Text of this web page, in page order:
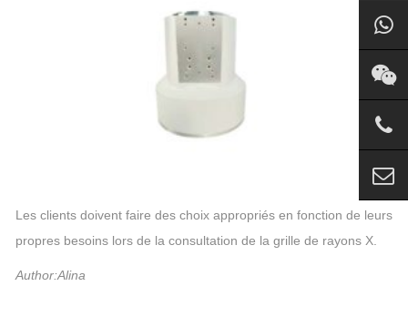
Les clients doivent faire des choix appropriés en fonction de leurs
propres besoins lors de la consultation de la grille de rayons X.
Author:Alina